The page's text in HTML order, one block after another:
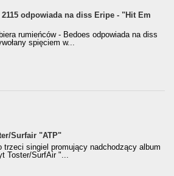
2115 odpowiada na diss Eripe - "Hit Em
rumieńców - Bedoes odpowiada na diss
spięciem w...
ATP VIDEO
Surfair "ATP"
trzeci singiel promujący nadchodzący album
Toster/SurfAir "...